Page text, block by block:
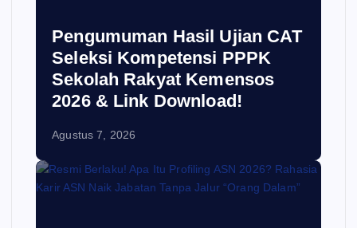
Pengumuman Hasil Ujian CAT
Seleksi Kompetensi PPPK
Sekolah Rakyat Kemensos
2026 & Link Download!
Agustus 7, 2026